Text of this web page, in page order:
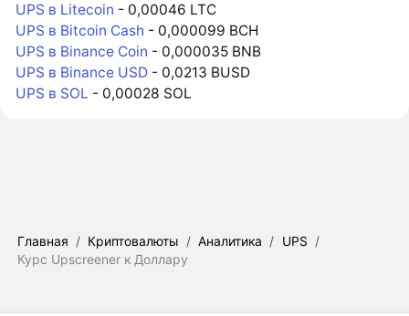
UPS в Litecoin - 0,00046 LTC
UPS в Bitcoin Cash - 0,000099 BCH
UPS в Binance Coin - 0,000035 BNB
UPS в Binance USD - 0,0213 BUSD
UPS в SOL - 0,00028 SOL
Главная / Криптовалюты / Аналитика / UPS /
Курс Upscreener к Доллару